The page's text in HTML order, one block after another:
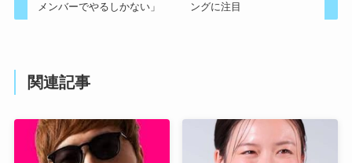
メンバーでやるしかない」
ングに注目
関連記事